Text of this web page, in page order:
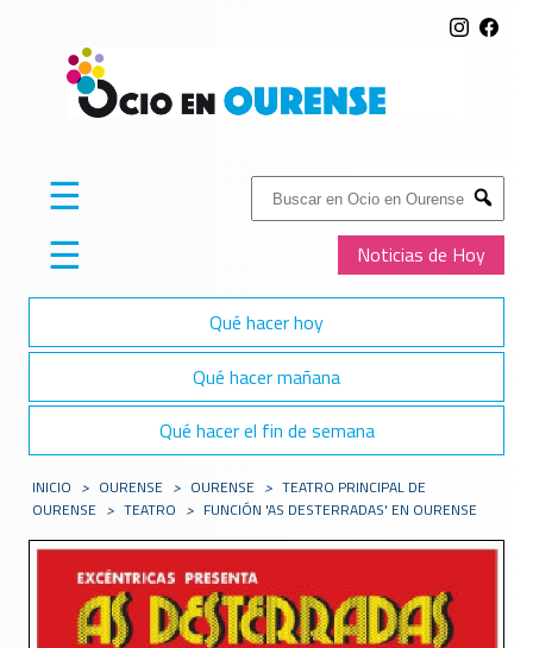
Buscar:
Submit
Noticias de Hoy
☰
☰
Qué hacer hoy
Qué hacer mañana
Qué hacer el fin de semana
INICIO > OURENSE > OURENSE > TEATRO PRINCIPAL DE
OURENSE > TEATRO > FUNCIÓN 'AS DESTERRADAS' EN OURENSE